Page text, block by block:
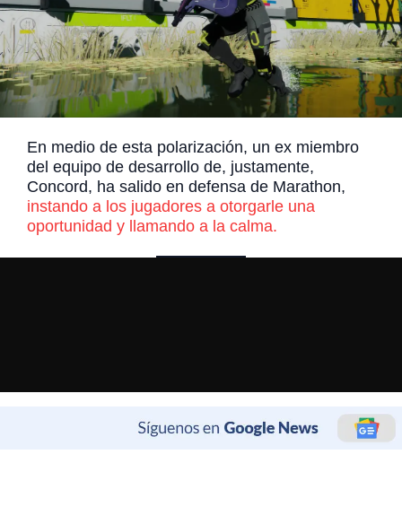
En medio de esta polarización, un ex miembro
del equipo de desarrollo de, justamente,
Concord, ha salido en defensa de Marathon,
instando a los jugadores a otorgarle una
oportunidad y llamando a la calma.